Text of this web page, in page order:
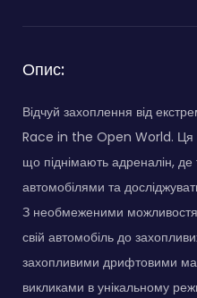
Опис:
Відчуй захоплення від
Race in the Open World. Ця
що піднімають адреналін,
автомобілями та
З необмеженими
свій автомобіль до
захопливими дрифтовими
викликами в унікальному